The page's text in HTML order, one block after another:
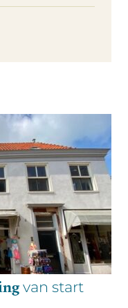
van start